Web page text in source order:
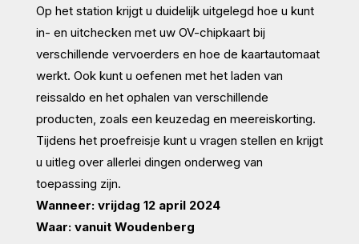
Op het station krijgt u duidelijk uitgelegd hoe u kunt
in- en uitchecken met uw OV-chipkaart bij
verschillende vervoerders en hoe de kaartautomaat
werkt. Ook kunt u oefenen met het laden van
reissaldo en het ophalen van verschillende
producten, zoals een keuzedag en meereiskorting.
Tijdens het proefreisje kunt u vragen stellen en krijgt
u uitleg over allerlei dingen onderweg van
toepassing zijn.
Wanneer: vrijdag 12 april 2024
Waar: vanuit Woudenberg